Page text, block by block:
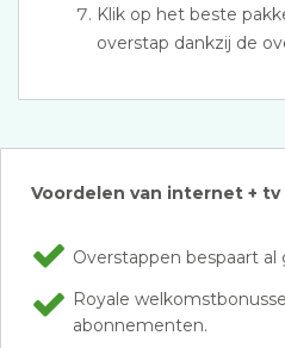
Klik op het beste
overstap dankzij de
Voordelen van internet +
Overstappen bespaart
Royale
abonnementen.